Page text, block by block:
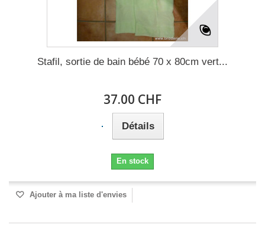
Stafil, sortie de bain bébé 70 x 80cm vert...
37.00 CHF
Détails
En stock
Ajouter à ma liste d'envies